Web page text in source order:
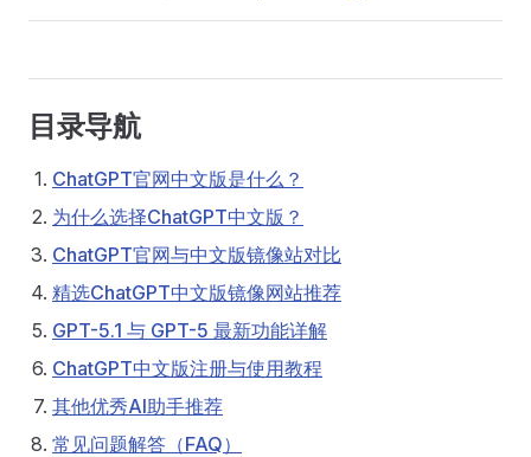
目录导航
ChatGPT官网中文版是什么？
为什么选择ChatGPT中文版？
ChatGPT官网与中文版镜像站对比
精选ChatGPT中文版镜像网站推荐
GPT-5.1 与 GPT-5 最新功能详解
ChatGPT中文版注册与使用教程
其他优秀AI助手推荐
常见问题解答（FAQ）